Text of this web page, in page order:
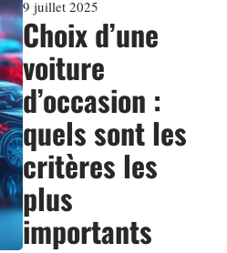
9 juillet 2025
Choix d’une
voiture
d’occasion :
quels sont les
critères les
plus
importants